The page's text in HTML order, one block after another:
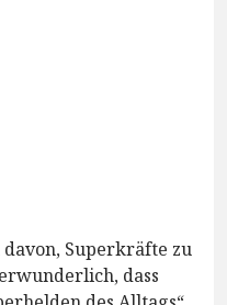
Superkräfte zu
dass